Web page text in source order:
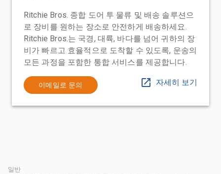
Ritchie Bros. 종합 도어 투 물류 및 배송 솔루션으
로 장비를 원하는 장소로 안전하게 배송하세요.
Ritchie Bros.는 국경, 대륙, 바다를 넘어 귀하의 장
비가 빠르고 효율적으로 도착할 수 있도록, 운송의
모든 과정을 포함한 통합 서비스를 제공합니다.
이메일로 문의 자세히 보기
일반